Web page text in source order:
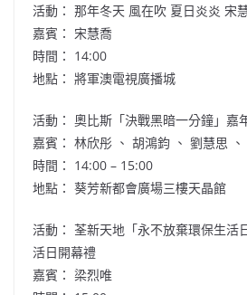
活動： 那年冬天 風在吹 夏日炎炎 宋
嘉賓： 宋慧喬
時間： 14:00
地點： 將軍澳電視廣播城
活動： 奧比斯「決戰黑暗一分鐘」嘉
嘉賓： 林欣彤 、 胡鴻鈞 、 劉慧思
時間： 14:00 – 15:00
地點： 葵芳新都會廣場三樓天晶館
活動： 荃新天地「永不放棄環保生活
活日開幕禮
嘉賓： 梁烈唯